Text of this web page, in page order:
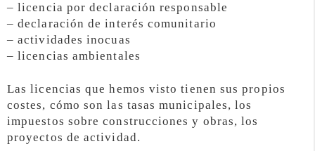
– licencia por declaración responsable
– declaración de interés comunitario
– actividades inocuas
– licencias ambientales
Las licencias que hemos visto tienen sus propios
costes, cómo son las tasas municipales, los
impuestos sobre construcciones y obras, los
proyectos de actividad.